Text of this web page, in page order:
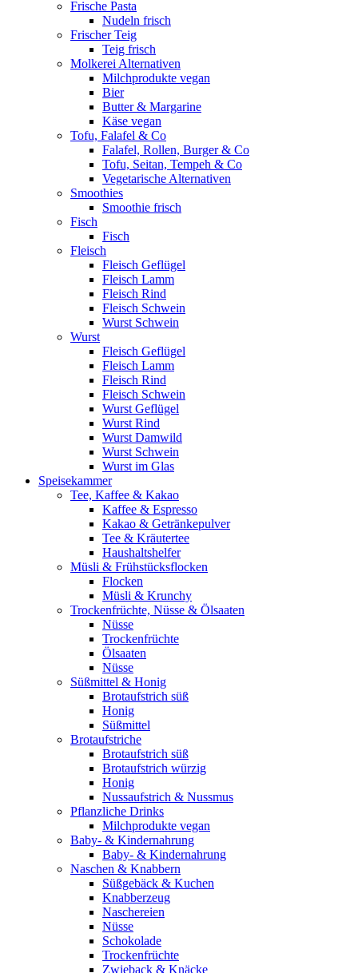
Frische Pasta
Nudeln frisch
Frischer Teig
Teig frisch
Molkerei Alternativen
Milchprodukte vegan
Bier
Butter & Margarine
Käse vegan
Tofu, Falafel & Co
Falafel, Rollen, Burger & Co
Tofu, Seitan, Tempeh & Co
Vegetarische Alternativen
Smoothies
Smoothie frisch
Fisch
Fisch
Fleisch
Fleisch Geflügel
Fleisch Lamm
Fleisch Rind
Fleisch Schwein
Wurst Schwein
Wurst
Fleisch Geflügel
Fleisch Lamm
Fleisch Rind
Fleisch Schwein
Wurst Geflügel
Wurst Rind
Wurst Damwild
Wurst Schwein
Wurst im Glas
Speisekammer
Tee, Kaffee & Kakao
Kaffee & Espresso
Kakao & Getränkepulver
Tee & Kräutertee
Haushaltshelfer
Müsli & Frühstücksflocken
Flocken
Müsli & Krunchy
Trockenfrüchte, Nüsse & Ölsaaten
Nüsse
Trockenfrüchte
Ölsaaten
Nüsse
Süßmittel & Honig
Brotaufstrich süß
Honig
Süßmittel
Brotaufstriche
Brotaufstrich süß
Brotaufstrich würzig
Honig
Nussaufstrich & Nussmus
Pflanzliche Drinks
Milchprodukte vegan
Baby- & Kindernahrung
Baby- & Kindernahrung
Naschen & Knabbern
Süßgebäck & Kuchen
Knabberzeug
Naschereien
Nüsse
Schokolade
Trockenfrüchte
Zwieback & Knäcke